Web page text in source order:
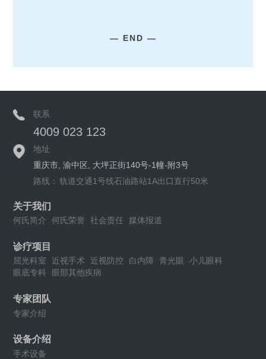
— END —
联系
4009 023 123
地址
重庆市, 渝中区, 大坪正街140号-1幢-附3号
路线： 轨道交通1号线石油路站1A出口直行50米
关于我们
何氏简介 何氏荣誉 社会责任 媒体报道
诊疗项目
屈光科室 近视手术 近视防控 白内障 青光眼
小儿眼科
眼底专科
眼部其他疾病
专家团队
专家介绍
设备介绍
手术设备